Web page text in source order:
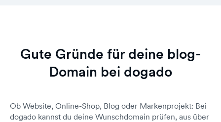
Gute Gründe für deine blog-
Domain bei dogado
Ob Website, Online-Shop, Blog oder Markenprojekt: Bei
dogado kannst du deine Wunschdomain prüfen, aus über